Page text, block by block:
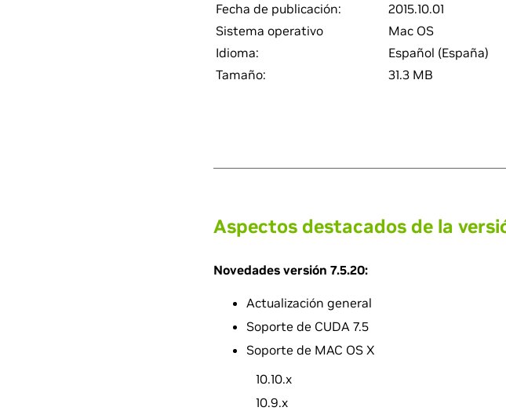
Fecha de publicación:
2015.10.01
Sistema operativo
Mac OS
Idioma:
Español (España)
Tamaño:
31.3 MB
Aspectos destacados de la
Novedades versión 7.5.20:
Actualización general
Soporte de CUDA 7.5
Soporte de MAC OS X
10.10.x
10.9.x